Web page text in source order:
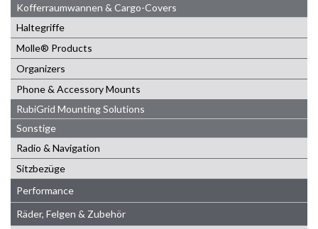
Kofferraumwannen & Cargo-Covers
Haltegriffe
Molle® Products
Organizers
Phone & Accessory Mounts
RubiGrid Mounting Solutions
Sonstige
Radio & Navigation
Sitzbezüge
Performance
Räder, Felgen & Zubehör